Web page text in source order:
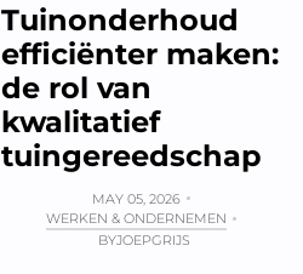
Tuinonderhoud
efficiënter maken:
de rol van
kwalitatief
tuingereedschap
MAY 05, 2026
WERKEN & ONDERNEMEN
BYJOEPGRIJS